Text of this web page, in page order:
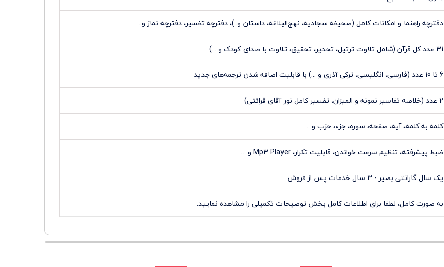
دفترچه راهنما و امکانات کامل (صحیفه سجادیه، نهج‌البلاغه، داستان و..)، دفترچه تفسیر، دفترچه نماز و...
31 عدد کل قرآن (شامل تلاوت ترتیل، تحدیر، تحقیق، تلاوت با صدای کودک و ...)
6 تا 10 عدد (فارسی، انگلیسی، ترکی آذری و ...) با قابلیت اضافه شدن ترجمه‌های جدید
2 عدد (خلاصه تفاسیر نمونه و المیزان، تفسیر کامل نور آقای قرائتی)
کلمه به کلمه، آیه، صفحه، سوره، جزء، حزب و ...
ضبط پيشرفته، تنظيم سرعت خواندن، قابليت تکرار، Mp3 Player و ...
یک سال گارانتی بصیر - 3 سال خدمات پس از فروش
به صورت کامل، لطفا برای اطلاعات کامل بخش توضیحات تکمیلی را مشاهده نمایید.